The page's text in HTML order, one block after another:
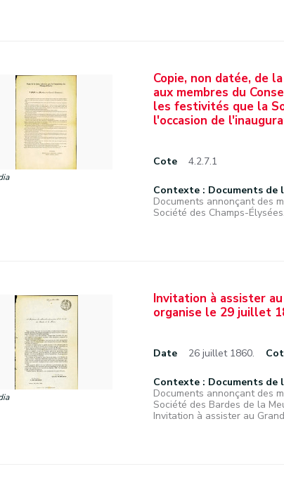
Copie, non datée, de
aux membres du
les festivités que la
l'occasion de
Cote 4.2.7.1
Contexte : Documents de
Documents annonçant des
Société des Champs-Élysées.
Invitation à assister
organise le 29 juillet
Date 26 juillet 1860.
Contexte : Documents de
Documents annonçant des
Société des Bardes de la
Invitation à assister au